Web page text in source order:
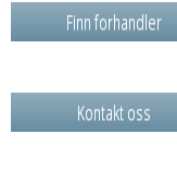
Finn forhandler
Kontakt oss